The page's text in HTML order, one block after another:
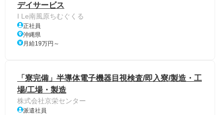
デイサービス
I Le南風原ちむぐくる
正社員
沖縄県
月給19万円～
「寮完備」半導体電子機器目視検査/即入寮/製造・工
場/工場・製造
株式会社京栄センター
派遣社員